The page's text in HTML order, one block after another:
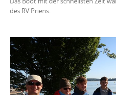
des RV Priens.